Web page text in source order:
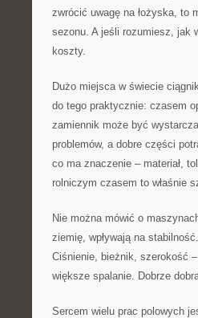
zwrócić uwagę na łożyska, to
sezonu. A jeśli rozumiesz, jak
koszty.
Dużo miejsca w świecie
do tego praktycznie: czasem
zamiennik może być
problemów, a dobre części
co ma znaczenie – materiał,
rolniczym czasem to właśnie
Nie można mówić o
ziemię, wpływają na
Ciśnienie, bieżnik, szerokość
większe spalanie. Dobrze
Sercem wielu prac polowych